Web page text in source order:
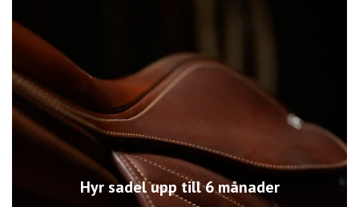
Hyr sadel upp till 6 månader